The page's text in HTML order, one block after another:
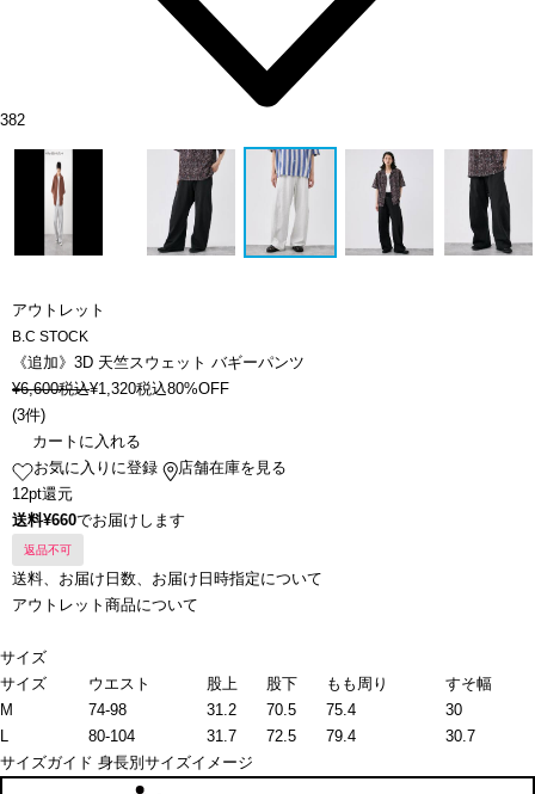
382
アウトレット
B.C STOCK
《追加》3D 天竺スウェット バギーパンツ
¥6,600税込¥1,320税込80%OFF
(3件)
カートに入れる
お気に入りに登録
店舗在庫を見る
12pt還元
送料¥660でお届けします
返品不可
送料、お届け日数、お届け日時指定について
アウトレット商品について
サイズ
サイズ
ウエスト 股上 股下 もも周り
すそ幅
M
74-98 31.2 70.5 75.4
30
L
80-104 31.7 72.5 79.4
30.7
サイズガイド 身長別サイズイメージ